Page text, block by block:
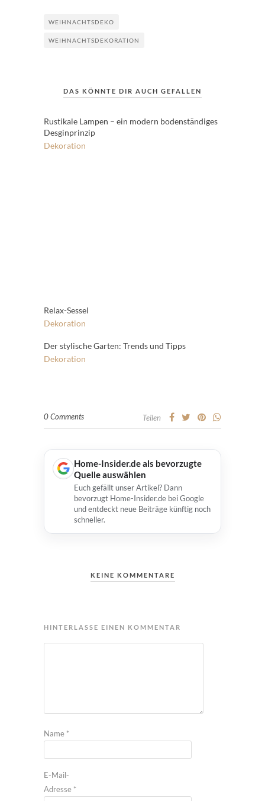
WEIHNACHTSDEKO
WEIHNACHTSDEKORATION
DAS KÖNNTE DIR AUCH GEFALLEN
Rustikale Lampen – ein modern bodenständiges
Desginprinzip
Dekoration
Relax-Sessel
Dekoration
Der stylische Garten: Trends und Tipps
Dekoration
0 Comments Teilen
Home-Insider.de als bevorzugte
Quelle auswählen
Euch gefällt unser Artikel? Dann
bevorzugt Home-Insider.de bei Google
und entdeckt neue Beiträge künftig noch
schneller.
KEINE KOMMENTARE
HINTERLASSE EINEN KOMMENTAR
Name *
E-Mail-
Adresse *